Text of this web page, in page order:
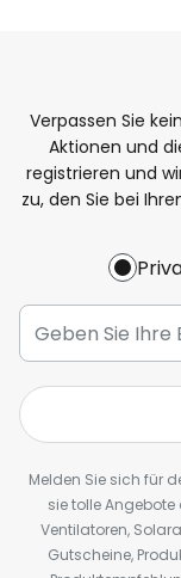
Verpassen Sie
Aktionen und
registrieren und
zu, den Sie bei
Melden Sie sich für
sie tolle
Ventilatoren,
Gutscheine,